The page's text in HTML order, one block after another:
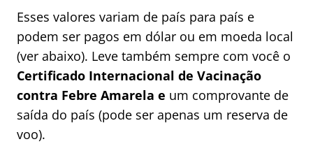
Esses valores variam de país para país e
podem ser pagos em dólar ou em moeda local
(ver abaixo). Leve também sempre com você o
Certificado Internacional de Vacinação
contra Febre Amarela e um comprovante de
saída do país (pode ser apenas um reserva de
voo).